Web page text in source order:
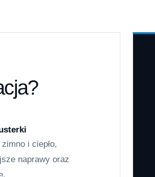
i ciepło,
naprawy oraz